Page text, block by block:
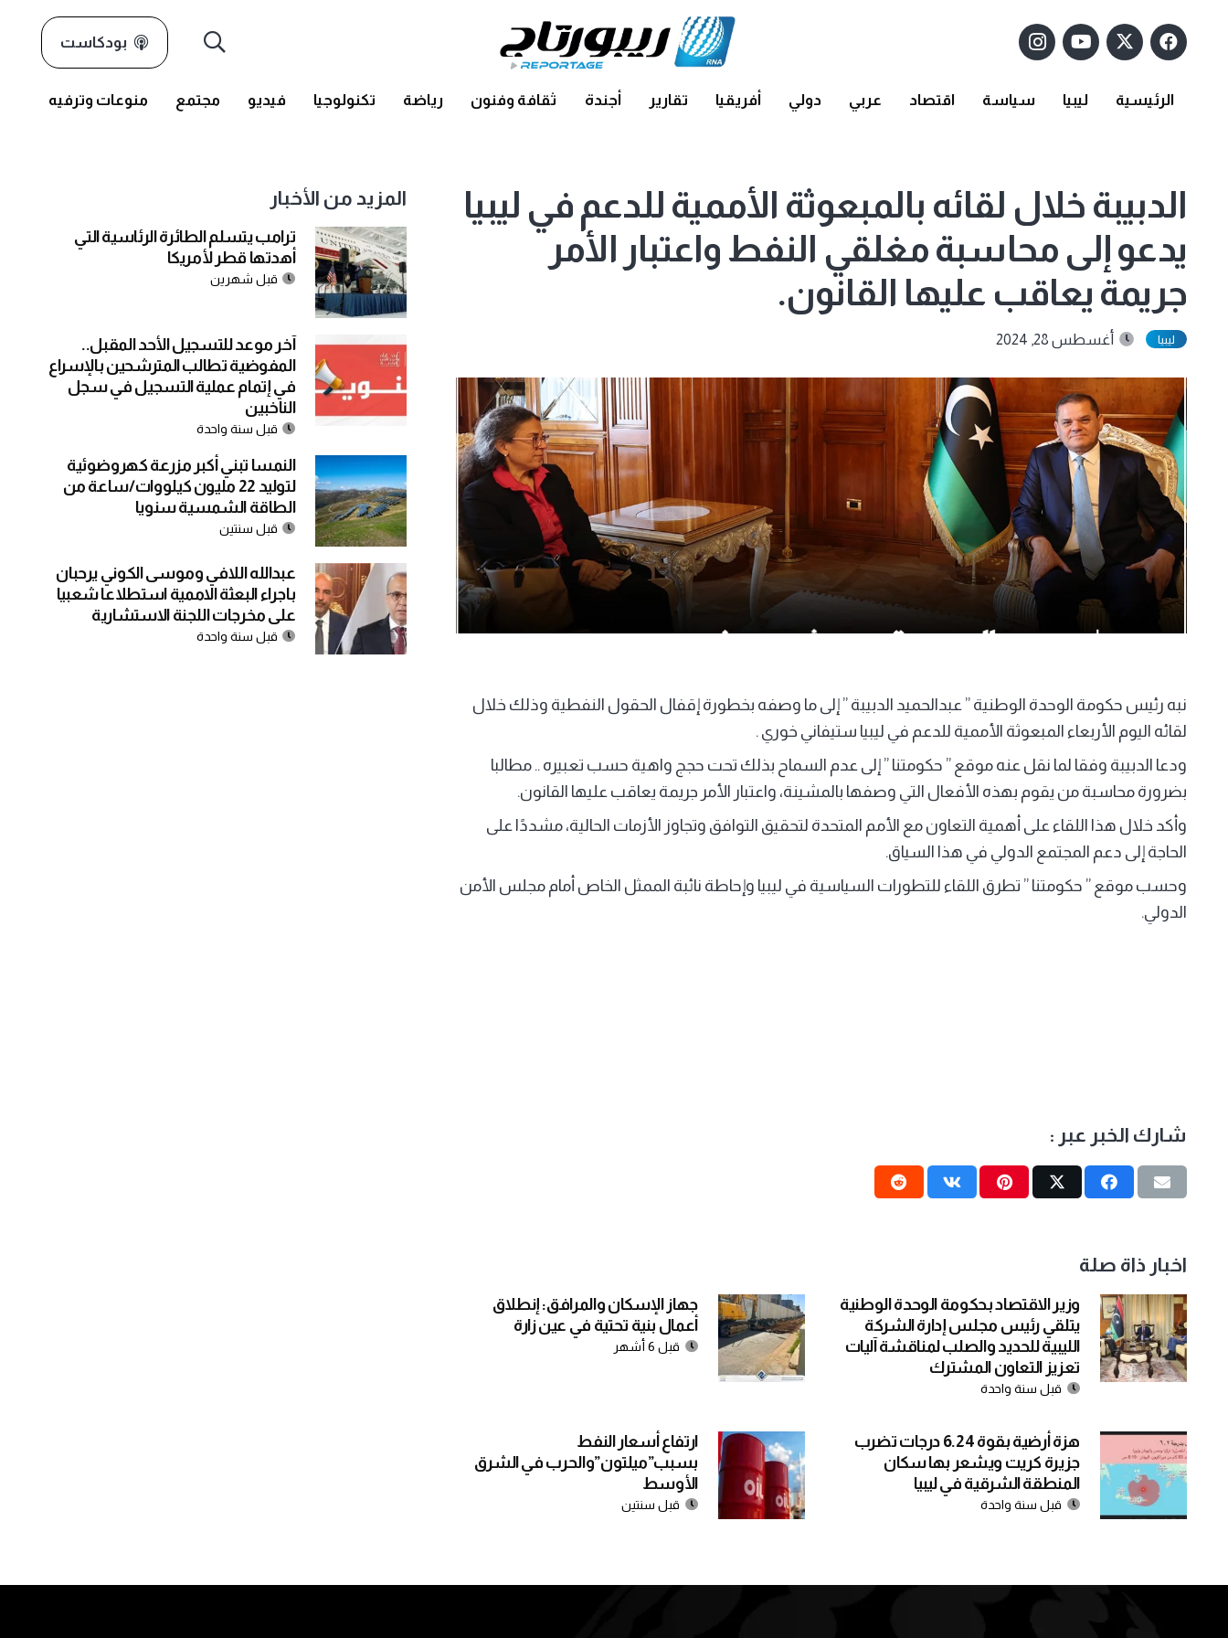
بودكاست
الرئيسية ليبيا سياسة اقتصاد عربي دولي أفريقيا تقارير أجندة ثقافة وفنون رياضة تكنولوجيا فيديو مجتمع منوعات وترفيه
الدبيبة خلال لقائه بالمبعوثة الأممية للدعم في ليبيا
يدعو إلى محاسبة مغلقي النفط واعتبار الأمر
جريمة يعاقب عليها القانون.
ليبيا أغسطس 28, 2024
نبه رئيس حكومة الوحدة الوطنية ” عبدالحميد الدبيبة ” إلى ما وصفه بخطورة إقفال الحقول النفطية وذلك خلال
لقائه اليوم الأربعاء المبعوثة الأممية للدعم في ليبيا ستيفاني خوري .
ودعا الدبيبة وفقا لما نقل عنه موقع ” حكومتنا ” إلى عدم السماح بذلك تحت حجج واهية حسب تعبيره .. مطالبا
بضرورة محاسبة من يقوم بهذه الأفعال التي وصفها بالمشينة، واعتبار الأمر جريمة يعاقب عليها القانون.
وأكد خلال هذا اللقاء على أهمية التعاون مع الأمم المتحدة لتحقيق التوافق وتجاوز الأزمات الحالية، مشددًا على
الحاجة إلى دعم المجتمع الدولي في هذا السياق.
وحسب موقع ” حكومتنا ” تطرق اللقاء للتطورات السياسية في ليبيا وإحاطة نائبة الممثل الخاص أمام مجلس الأمن
الدولي.
شارك الخبر عبر :
اخبار ذاة صلة
وزير الاقتصاد بحكومة الوحدة الوطنية
يتلقي رئيس مجلس إدارة الشركة
الليبية للحديد والصلب لمناقشة آليات
تعزيز التعاون المشترك
قبل سنة واحدة
جهاز الإسكان والمرافق: إنطلاق
أعمال بنية تحتية في عين زارة
قبل 6 أشهر
هزة أرضية بقوة 6.24 درجات تضرب
جزيرة كريت ويشعر بها سكان
المنطقة الشرقية في ليبيا
قبل سنة واحدة
ارتفاع أسعار النفط
بسبب”ميلتون”والحرب في الشرق
الأوسط
قبل سنتين
المزيد من الأخبار
ترامب يتسلم الطائرة الرئاسية التي
أهدتها قطر لأمريكا
قبل شهرين
آخر موعد للتسجيل الأحد المقبل..
المفوضية تطالب المترشحين بالإسراع
في إتمام عملية التسجيل في سجل
الناخبين
قبل سنة واحدة
النمسا تبني أكبر مزرعة كهروضوئية
لتوليد 22 مليون كيلووات/ساعة من
الطاقة الشمسية سنويا
قبل سنتين
عبدالله اللافي وموسى الكوني يرحبان
باجراء البعثة الاممية استطلاعا شعبيا
على مخرجات اللجنة الاستشارية
قبل سنة واحدة